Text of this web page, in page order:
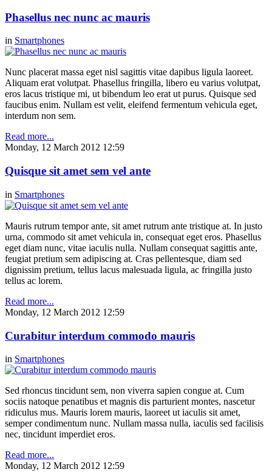
Phasellus nec nunc ac mauris
in Smartphones
Nunc placerat massa eget nisl sagittis vitae dapibus ligula laoreet.
Aliquam erat volutpat. Phasellus fringilla, libero eu varius volutpat,
eros lacus tristique mi, ut bibendum leo erat ut purus. Quisque sed
faucibus enim. Nullam est velit, eleifend fermentum vehicula eget,
interdum non sem.
Read more...
Monday, 12 March 2012 12:59
Quisque sit amet sem vel ante
in Smartphones
Mauris rutrum tempor ante, sit amet rutrum ante tristique at. In justo
urna, commodo sit amet vehicula in, consequat eget eros. Phasellus
eget diam nunc, vitae iaculis nulla. Nullam consequat sagittis ante,
feugiat pretium sem adipiscing at. Cras pellentesque, diam sed
dignissim pretium, tellus lacus malesuada ligula, ac fringilla justo
tellus ac lorem.
Read more...
Monday, 12 March 2012 12:59
Curabitur interdum commodo mauris
in Smartphones
Sed rhoncus tincidunt sem, non viverra sapien congue at. Cum
sociis natoque penatibus et magnis dis parturient montes, nascetur
ridiculus mus. Mauris lorem mauris, laoreet ut iaculis sit amet,
semper condimentum nunc. Nullam massa nulla, iaculis sed facilisis
nec, tincidunt imperdiet eros.
Read more...
Monday, 12 March 2012 12:59